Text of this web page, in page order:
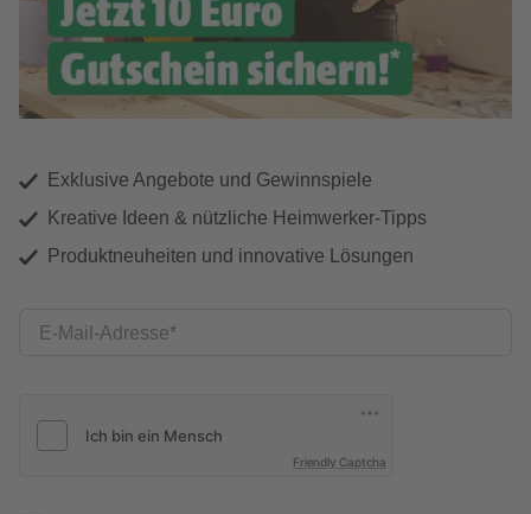
Exklusive Angebote und Gewinnspiele
Kreative Ideen & nützliche Heimwerker-Tipps
Produktneuheiten und innovative Lösungen
E-Mail-Adresse
Friendly Captcha